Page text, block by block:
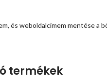
és weboldalcímem mentése a
termékek